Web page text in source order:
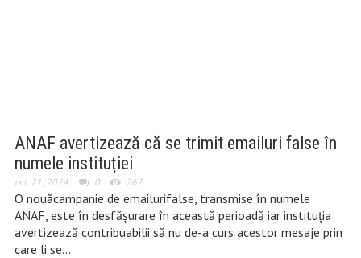
ANAF avertizează că se trimit emailuri false în
numele instituției
oct. 21, 2024 0 262
O nouăcampanie de emailurifalse, transmise în numele
ANAF, este în desfășurare în această perioadă iar instituția
avertizează contribuabilii să nu de-a curs acestor mesaje prin
care li se…